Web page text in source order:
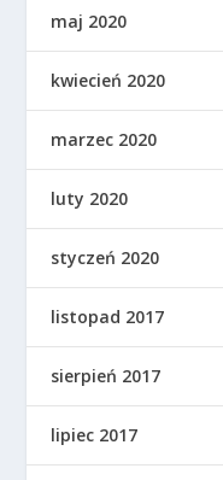
maj 2020
kwiecień 2020
marzec 2020
luty 2020
styczeń 2020
listopad 2017
sierpień 2017
lipiec 2017